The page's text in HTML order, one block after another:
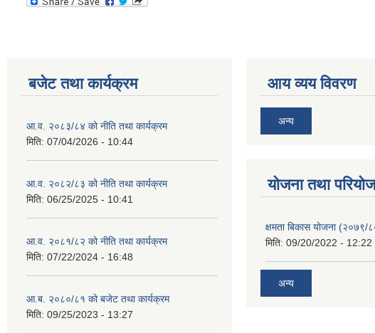
बजेट तथा कार्यक्रम
आ.व. २०८३/८४ को नीति तथा कार्यक्रम
मिति: 07/04/2026 - 10:44
आ.व. २०८२/८३ को नीति तथा कार्यक्रम
मिति: 06/25/2025 - 10:41
आ.व. २०८१/८२ को नीति तथा कार्यक्रम
मिति: 07/22/2024 - 16:48
आ.ब. २०८०/८१ को बजेट तथा कार्यक्रम
मिति: 09/25/2023 - 13:27
आय व्यय विवरण
अन्य
याेजना तथा
क्षमता बिकास योजना
मिति: 09/20/2022 - 12:22
अन्य